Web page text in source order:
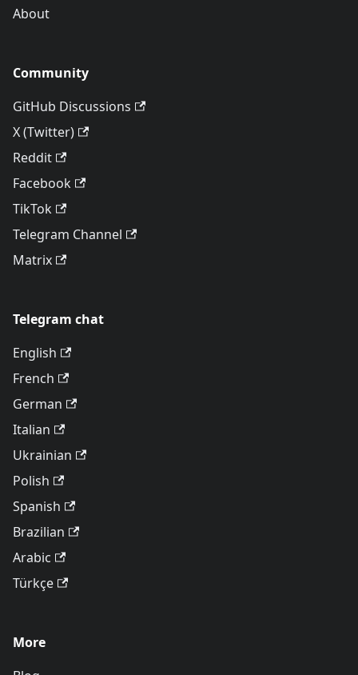
About
Community
GitHub Discussions
X (Twitter)
Reddit
Facebook
TikTok
Telegram Channel
Matrix
Telegram chat
English
French
German
Italian
Ukrainian
Polish
Spanish
Brazilian
Arabic
Türkçe
More